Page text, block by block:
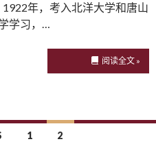
年，考入北洋大学和唐山
学习，…
阅读全文 »
1 2